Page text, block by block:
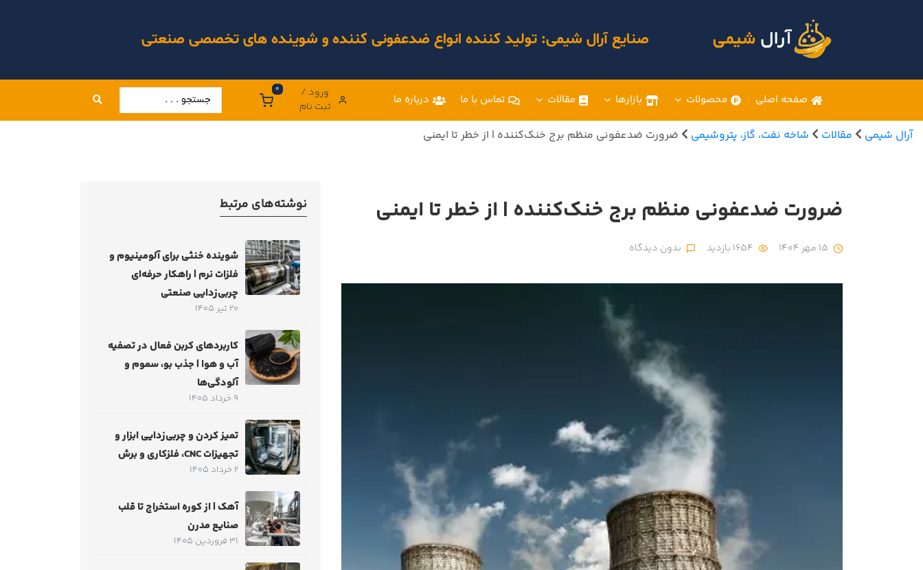
صنایع آرال شیمی: تولید کننده انواع ضدعفونی کننده و شوینده های تخصصی صنعتی
صفحه اصلی محصولات بازارها مقالات تماس با ما درباره ما
ورود /
ثبت نام
0
آرال شیمی مقالات شاخه نفت، گاز، پتروشیمی ضرورت ضدعفونی منظم برج خنک‌کننده | از خطر تا ایمنی
ضرورت ضدعفونی منظم برج خنک‌کننده | از خطر تا ایمنی
بدون دیدگاه
نوشته‌های مرتبط
شوینده خنثی برای آلومینیوم و
فلزات نرم | راهکار حرفه‌ای
چربی‌زدایی صنعتی
20 تیر 1405
کاربردهای کربن فعال در تصفیه
آب و هوا | جذب بو، سموم و
آلودگی‌ها
9 خرداد 1405
تمیز کردن و چربی‌زدایی ابزار و
تجهیزات CNC، فلزکاری و برش
2 خرداد 1405
آهک | از کوره استخراج تا قلب
صنایع مدرن
31 فروردین 1405